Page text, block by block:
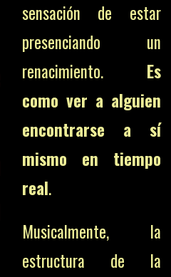
sensación de estar
presenciando un
renacimiento. Es
como ver a alguien
encontrarse a sí
mismo en tiempo
real.
Musicalmente, la
estructura de la